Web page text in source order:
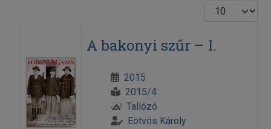
Display #
A bakonyi szűr – I.
2015
2015/4
Tallózó
Eötvös Károly